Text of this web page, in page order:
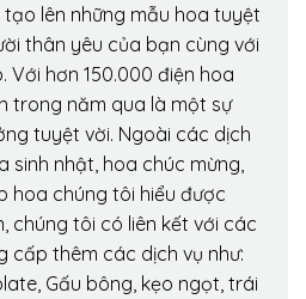
lên những mẫu hoa tuyệt
thân yêu của bạn cùng với
Với hơn 150.000 điện hoa
trong năm qua là một sự
tuyệt vời. Ngoài các dịch
sinh nhật, hoa chúc mừng,
hoa chúng tôi hiểu được
chúng tôi có liên kết với các
cấp thêm các dịch vụ như:
Gấu bông, kẹo ngọt, trái